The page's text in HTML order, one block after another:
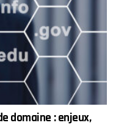
domaine : enjeux,